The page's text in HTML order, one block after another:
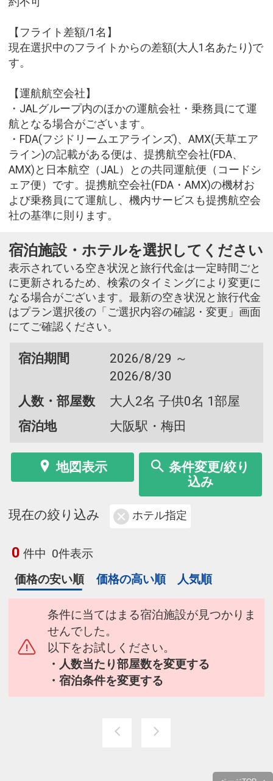
【フライト差額/1名】
現在選択中のフライトからの差額(大人1名あたり)で
す。
【運航航空会社】
・JALグループ内のほかの運航会社・乗務員にて運
航となる場合がございます。
・FDA(フジドリームエアラインズ)、AMX(天草エア
ライン)の記載がある便は、提携航空会社(FDA、
AMX)と日本航空（JAL）との共同運航便（コードシ
ェア便）です。提携航空会社(FDA・AMX)の機材お
よび乗務員にて運航し、機内サービスも提携航空会
社の基準に則ります。
宿泊施設・ホテルを選択してください
表示されている空き状況と旅行代金は一定時間ごと
に更新されるため、検索のタイミングにより変更に
なる場合がございます。最新の空き状況と旅行代金
はプラン選択後の「ご選択内容の確認・変更」画面
にてご確認ください。
宿泊期間
2026/8/29 ～
2026/8/30
人数・部屋数
大人2名 子供0名 1部屋
宿泊地
大阪駅・梅田
地図表示
条件変更/絞り
込み
現在の絞り込み ホテル指定
0 件中 0件表示
価格の安い順
価格の高い順 人気順
条件に当てはまる宿泊施設が見つかりま
せんでした。
以下をお試しください。
・人数当たり部屋数を変更する
・宿泊条件を変更する